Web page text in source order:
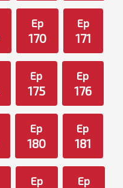
Ep
170
Ep
171
Ep
175
Ep
176
Ep
180
Ep
181
Ep Ep